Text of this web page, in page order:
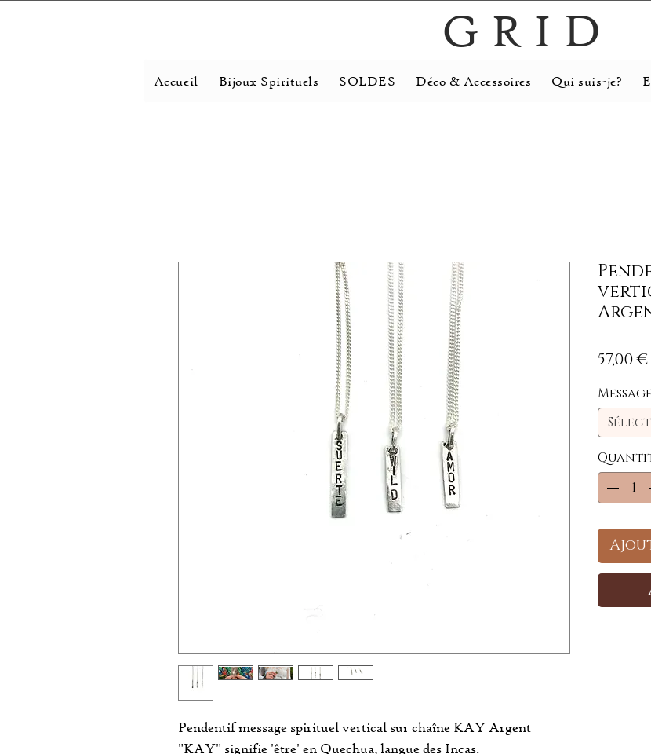
GRID
Accueil Bijoux Spirituels SOLDES Déco & Accessoires Qui suis-je?
Pendentif message spirituel vertical sur chaîne KAY Argent
"KAY" signifie 'être' en Quechua, langue des Incas.
57,00 €
Message